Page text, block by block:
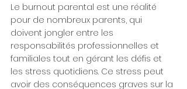
Le burnout parental est une réalité
pour de nombreux parents, qui
doivent jongler entre les
responsabilités professionnelles et
familiales tout en gérant les défis et
les stress quotidiens. Ce stress peut
avoir des conséquences graves sur la